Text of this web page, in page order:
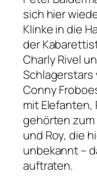
sich hier
Klinke in die
der
Charly Rivel
Schlagerstars
Conny
mit Elefanten,
gehörten zum
und Roy, die
unbekannt –
auftraten.